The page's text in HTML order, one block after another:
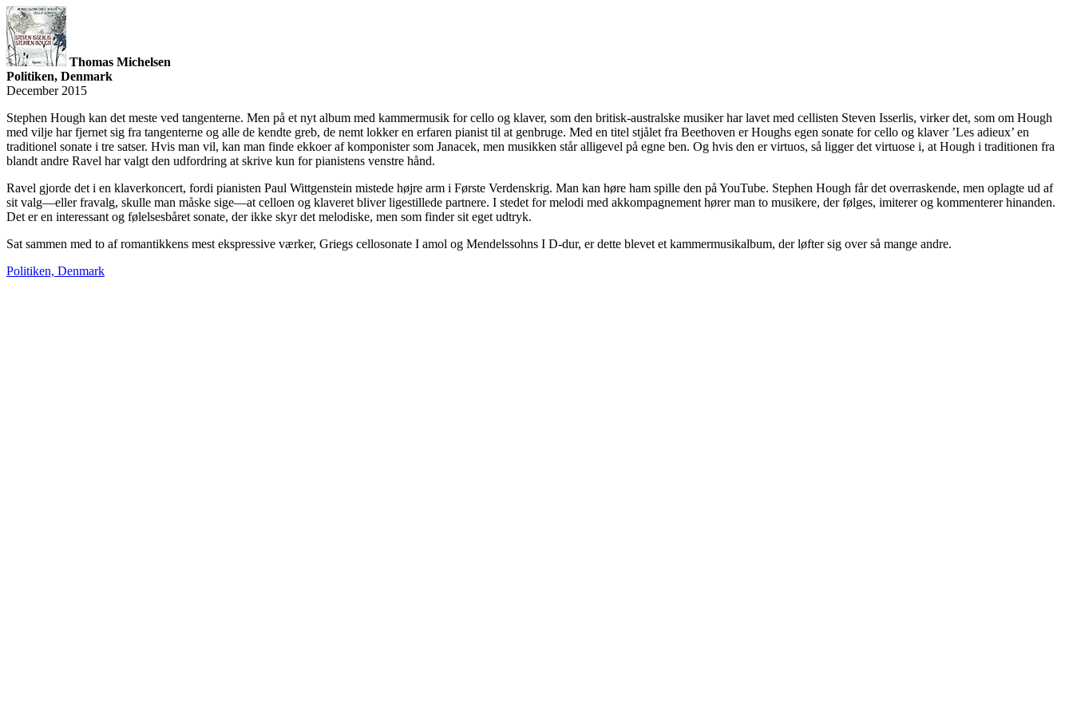
Thomas Michelsen
Politiken, Denmark
December 2015
Stephen Hough kan det meste ved tangenterne. Men på et nyt album med kammermusik for cello og klaver, som den britisk-australske musiker har lavet med cellisten Steven Isserlis, virker det, som om Hough
med vilje har fjernet sig fra tangenterne og alle de kendte greb, de nemt lokker en erfaren pianist til at genbruge. Med en titel stjålet fra Beethoven er Houghs egen sonate for cello og klaver ’Les adieux’ en
traditionel sonate i tre satser. Hvis man vil, kan man finde ekkoer af komponister som Janacek, men musikken står alligevel på egne ben. Og hvis den er virtuos, så ligger det virtuose i, at Hough i traditionen fra
blandt andre Ravel har valgt den udfordring at skrive kun for pianistens venstre hånd.
Ravel gjorde det i en klaverkoncert, fordi pianisten Paul Wittgenstein mistede højre arm i Første Verdenskrig. Man kan høre ham spille den på YouTube. Stephen Hough får det overraskende, men oplagte ud af
sit valg—eller fravalg, skulle man måske sige—at celloen og klaveret bliver ligestillede partnere. I stedet for melodi med akkompagnement hører man to musikere, der følges, imiterer og kommenterer hinanden.
Det er en interessant og følelsesbåret sonate, der ikke skyr det melodiske, men som finder sit eget udtryk.
Sat sammen med to af romantikkens mest ekspressive værker, Griegs cellosonate I amol og Mendelssohns I D-dur, er dette blevet et kammermusikalbum, der løfter sig over så mange andre.
Politiken, Denmark